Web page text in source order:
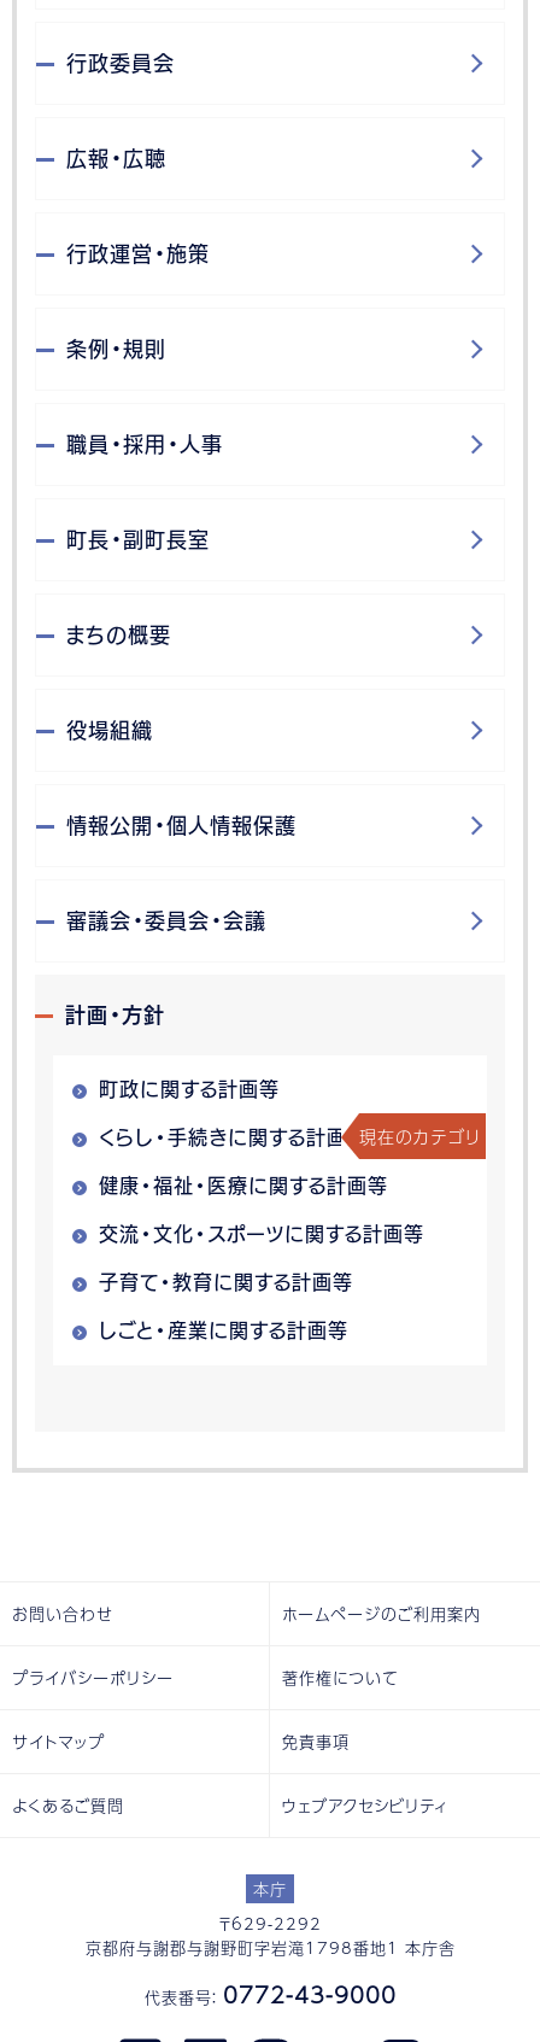
行政委員会
広報・広聴
行政運営・施策
条例・規則
職員・採用・人事
町長・副町長室
まちの概要
役場組織
情報公開・個人情報保護
審議会・委員会・会議
計画・方針
町政に関する計画等
くらし・手続きに関する計画等現在のカテゴリ
健康・福祉・医療に関する計画等
交流・文化・スポーツに関する計画等
子育て・教育に関する計画等
しごと・産業に関する計画等
本庁
〒629-2292
京都府与謝郡与謝野町字岩滝1798番地1 本庁舎
代表番号： 0772-43-9000
お問い合わせ ホームページのご利用案内
プライバシーポリシー 著作権について
サイトマップ 免責事項
よくあるご質問 ウェブアクセシビリティ